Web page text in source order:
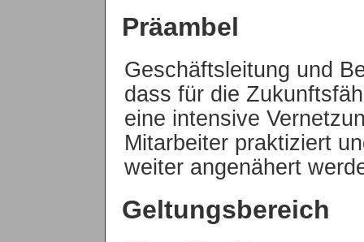
Präambel
Geschäftsleitung und
dass für die
eine intensive
Mitarbeiter praktiziert
weiter angenähert
Geltungsbereich